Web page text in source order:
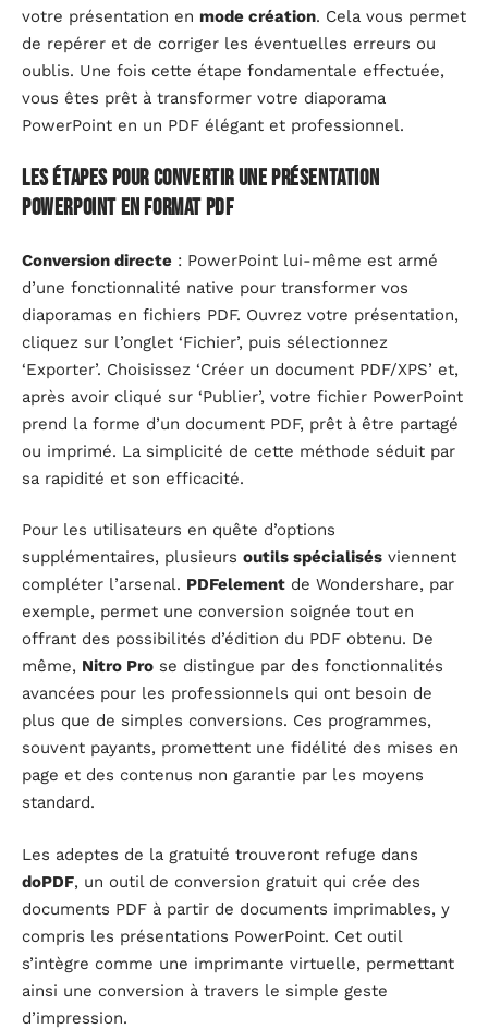
votre présentation en mode création. Cela vous permet
de repérer et de corriger les éventuelles erreurs ou
oublis. Une fois cette étape fondamentale effectuée,
vous êtes prêt à transformer votre diaporama
PowerPoint en un PDF élégant et professionnel.
Les étapes pour convertir une présentation
PowerPoint en format PDF
Conversion directe : PowerPoint lui-même est armé
d’une fonctionnalité native pour transformer vos
diaporamas en fichiers PDF. Ouvrez votre présentation,
cliquez sur l’onglet ‘Fichier’, puis sélectionnez
‘Exporter’. Choisissez ‘Créer un document PDF/XPS’ et,
après avoir cliqué sur ‘Publier’, votre fichier PowerPoint
prend la forme d’un document PDF, prêt à être partagé
ou imprimé. La simplicité de cette méthode séduit par
sa rapidité et son efficacité.
Pour les utilisateurs en quête d’options
supplémentaires, plusieurs outils spécialisés viennent
compléter l’arsenal. PDFelement de Wondershare, par
exemple, permet une conversion soignée tout en
offrant des possibilités d’édition du PDF obtenu. De
même, Nitro Pro se distingue par des fonctionnalités
avancées pour les professionnels qui ont besoin de
plus que de simples conversions. Ces programmes,
souvent payants, promettent une fidélité des mises en
page et des contenus non garantie par les moyens
standard.
Les adeptes de la gratuité trouveront refuge dans
doPDF, un outil de conversion gratuit qui crée des
documents PDF à partir de documents imprimables, y
compris les présentations PowerPoint. Cet outil
s’intègre comme une imprimante virtuelle, permettant
ainsi une conversion à travers le simple geste
d’impression.